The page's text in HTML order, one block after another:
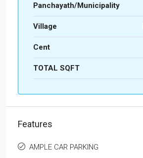
Panchayath/Municipality
Village
Cent
TOTAL SQFT
Features
AMPLE CAR PARKING